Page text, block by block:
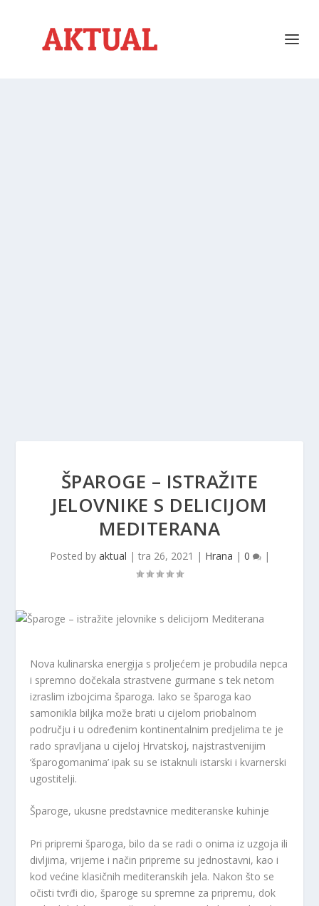
ŠPAROGE – ISTRAŽITE
JELOVNIKE S DELICIJOM
MEDITERANA
Posted by aktual | tra 26, 2021 | Hrana | 0 |
Nova kulinarska energija s proljećem je probudila nepca
i spremno dočekala strastvene gurmane s tek netom
izraslim izbojcima šparoga. Iako se šparoga kao
samonikla biljka može brati u cijelom priobalnom
području i u određenim kontinentalnim predjelima te je
rado spravljana u cijeloj Hrvatskoj, najstrastvenijim
‘šparogomanima’ ipak su se istaknuli istarski i kvarnerski
ugostitelji.
Šparoge, ukusne predstavnice mediteranske kuhinje
Pri pripremi šparoga, bilo da se radi o onima iz uzgoja ili
divljima, vrijeme i način pripreme su jednostavni, kao i
kod većine klasičnih mediteranskih jela. Nakon što se
očisti tvrđi dio, šparoge su spremne za pripremu, dok